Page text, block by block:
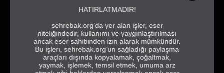
HATIRLATMADIR!
sehrebak.org’da yer alan işler, eser
niteliğindedir, kullanımı ve yaygınlaştırılması
ancak eser sahibinden izin alarak mümkündür.
Bu işleri, sehrebak.org’un sağladığı paylaşma
araçları dışında kopyalamak, çoğaltmak,
yaymak, işlemek, temsil etmek, umuma arz